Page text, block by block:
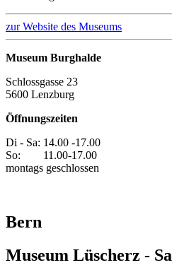
zur Website des Museums
Museum Burghalde
Schlossgasse 23
5600 Lenzburg
Öffnungszeiten
Di - Sa: 14.00 -17.00
So: 11.00-17.00
montags geschlossen
Bern
Museum Lüscherz -